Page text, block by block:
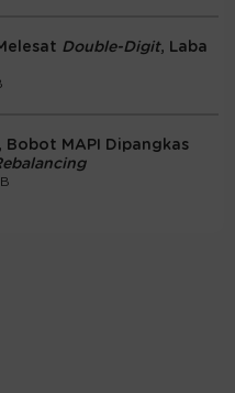
Double-Digit, Laba
Bobot MAPI Dipangkas